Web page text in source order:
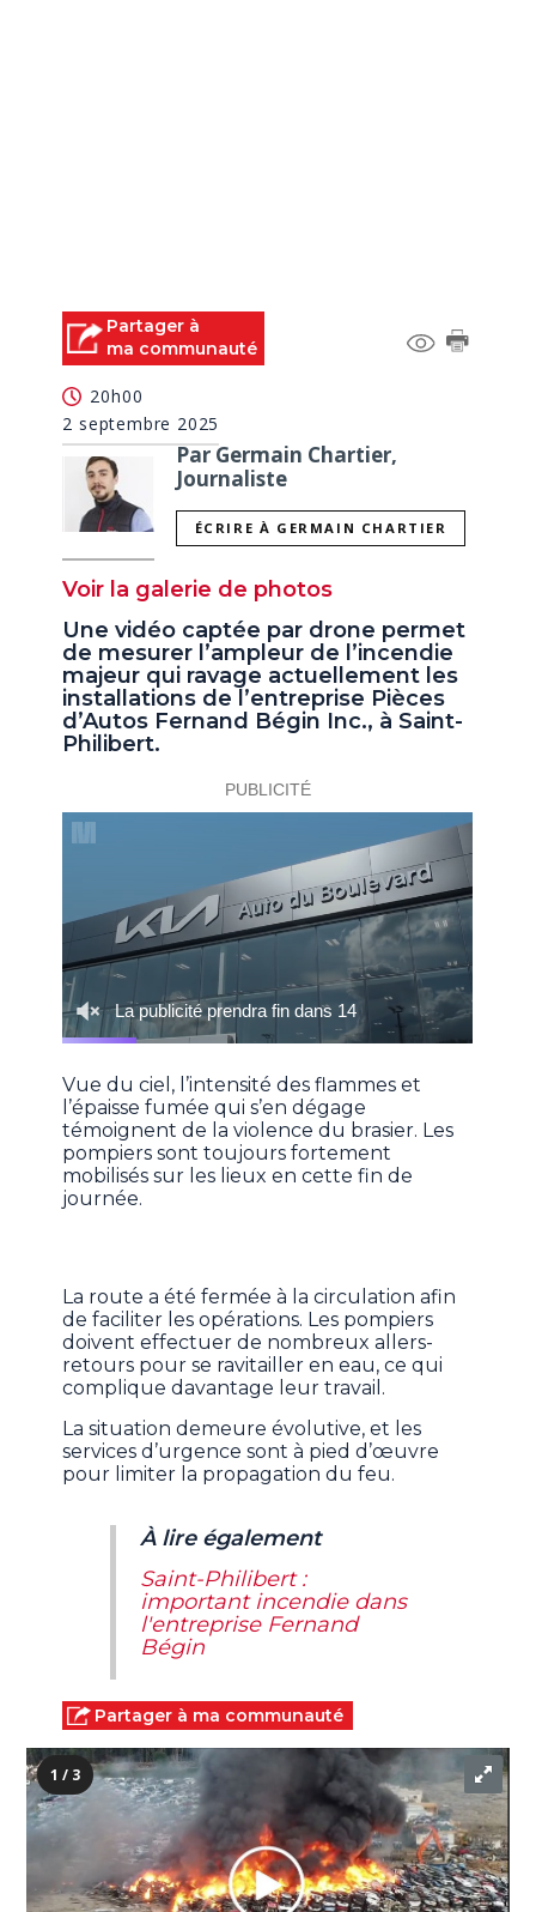
Partager à
ma communauté
20h00
2 septembre 2025
Par Germain Chartier,
Journaliste
ÉCRIRE À GERMAIN CHARTIER
Voir la galerie de photos
Une vidéo captée par drone permet
de mesurer l’ampleur de l’incendie
majeur qui ravage actuellement les
installations de l’entreprise Pièces
d’Autos Fernand Bégin Inc., à Saint-
Philibert.
Vue du ciel, l’intensité des flammes et
l’épaisse fumée qui s’en dégage
témoignent de la violence du brasier. Les
pompiers sont toujours fortement
mobilisés sur les lieux en cette fin de
journée.
La route a été fermée à la circulation afin
de faciliter les opérations. Les pompiers
doivent effectuer de nombreux allers-
retours pour se ravitailler en eau, ce qui
complique davantage leur travail.
La situation demeure évolutive, et les
services d’urgence sont à pied d’œuvre
pour limiter la propagation du feu.
À lire également
Saint-Philibert :
important incendie dans
l'entreprise Fernand
Bégin
Partager à ma communauté
1 / 3